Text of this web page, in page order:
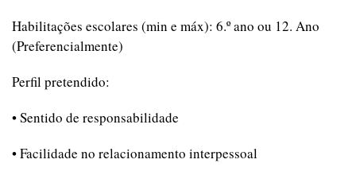
Habilitações escolares (min e máx): 6.º ano ou 12. Ano
(Preferencialmente)
Perfil pretendido:
• Sentido de responsabilidade
• Facilidade no relacionamento interpessoal